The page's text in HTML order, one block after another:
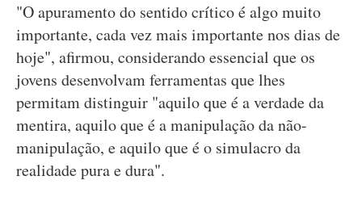
"O apuramento do sentido crítico é algo muito
importante, cada vez mais importante nos dias de
hoje", afirmou, considerando essencial que os
jovens desenvolvam ferramentas que lhes
permitam distinguir "aquilo que é a verdade da
mentira, aquilo que é a manipulação da não-
manipulação, e aquilo que é o simulacro da
realidade pura e dura".